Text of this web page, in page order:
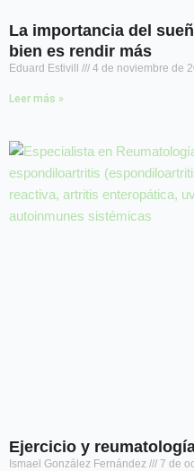
La importancia del
bien es rendir más
Eduard Estivill 4 de noviembre de
Leer más »
Ejercicio y
Ismael González Fernández 7 de